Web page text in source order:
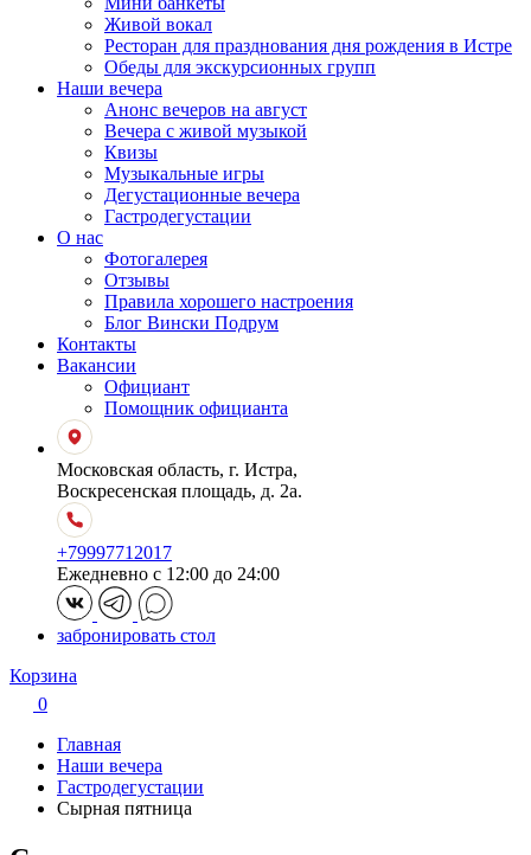
Живой вокал
Ресторан для празднования дня рождения в Истре
Обеды для экскурсионных групп
Наши вечера
Анонс вечеров на август
Вечера с живой музыкой
Квизы
Музыкальные игры
Дегустационные вечера
Гастродегустации
О нас
Фотогалерея
Отзывы
Правила хорошего настроения
Блог Вински Подрум
Контакты
Вакансии
Официант
Помощник официанта
Московская область, г. Истра,
Воскресенская площадь, д. 2а.
+79997712017
Ежедневно с 12:00 до 24:00
забронировать стол
Корзина
0
Главная
Наши вечера
Гастродегустации
Сырная пятница